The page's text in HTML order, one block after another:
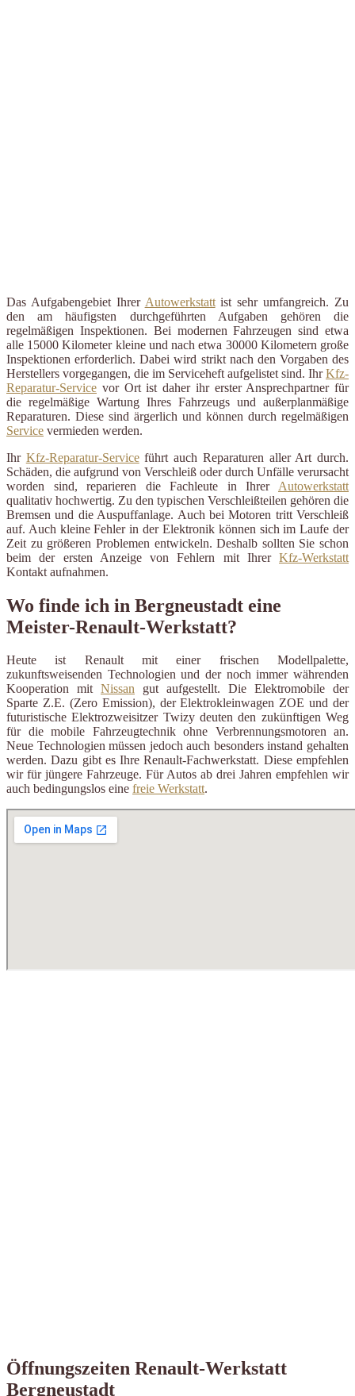
Das Aufgabengebiet Ihrer Autowerkstattist sehr umfangreich. Zu
den am häufigsten durchgeführten Aufgaben gehören die
regelmäßigen Inspektionen. Bei modernen Fahrzeugen sind etwa
alle 15000 Kilometer kleine und nach etwa 30000 Kilometern große
Inspektionen erforderlich. Dabei wird strikt nach den Vorgaben des
Herstellers vorgegangen, die im Serviceheft aufgelistet sind. IhrKfz-
Reparatur-Service vor Ort ist daher ihr erster Ansprechpartner für
die regelmäßige Wartung Ihres Fahrzeugs und außerplanmäßige
Reparaturen. Diese sind ärgerlich und können durch regelmäßigen
Service vermieden werden.
Ihr Kfz-Reparatur-Serviceführt auch Reparaturen aller Art durch.
Schäden, die aufgrund von Verschleiß oder durch Unfälle verursacht
worden sind, reparieren die Fachleute in Ihrer Autowerkstatt
qualitativ hochwertig. Zu den typischen Verschleißteilen gehören die
Bremsen und die Auspuffanlage. Auch bei Motoren tritt Verschleiß
auf. Auch kleine Fehler in der Elektronik können sich im Laufe der
Zeit zu größeren Problemen entwickeln. Deshalb sollten Sie schon
beim der ersten Anzeige von Fehlern mit Ihrer Kfz-Werkstatt
Kontakt aufnahmen.
Wo finde ich in Bergneustadt eine
Meister-Renault-Werkstatt?
Heute ist Renault mit einer frischen Modellpalette,
zukunftsweisenden Technologien und der noch immer währenden
Kooperation mit Nissan gut aufgestellt. Die Elektromobile der
Sparte Z.E. (Zero Emission), der Elektrokleinwagen ZOE und der
futuristische Elektrozweisitzer Twizy deuten den zukünftigen Weg
für die mobile Fahrzeugtechnik ohne Verbrennungsmotoren an.
Neue Technologien müssen jedoch auch besonders instand gehalten
werden. Dazu gibt es Ihre Renault-Fachwerkstatt. Diese empfehlen
wir für jüngere Fahrzeuge. Für Autos ab drei Jahren empfehlen wir
auch bedingungslos eine freie Werkstatt.
Öffnungszeiten Renault-Werkstatt
Bergneustadt